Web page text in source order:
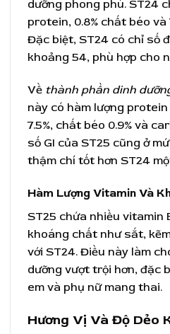
dưỡng phong phú. ST24
protein, 0.8% chất béo
Đặc biệt, ST24 có chỉ số
khoảng 54, phù hợp cho
Về thành phần dinh
này có hàm lượng
7.5%, chất béo 0.9% và
số GI của ST25 cũng ở
thậm chí tốt hơn ST24
Hàm Lượng Vitamin Và
ST25 chứa nhiều vitamin
khoáng chất như sắt,
với ST24. Điều này làm
dưỡng vượt trội hơn, đặc
em và phụ nữ mang thai.
Hương Vị Và Độ Dẻo